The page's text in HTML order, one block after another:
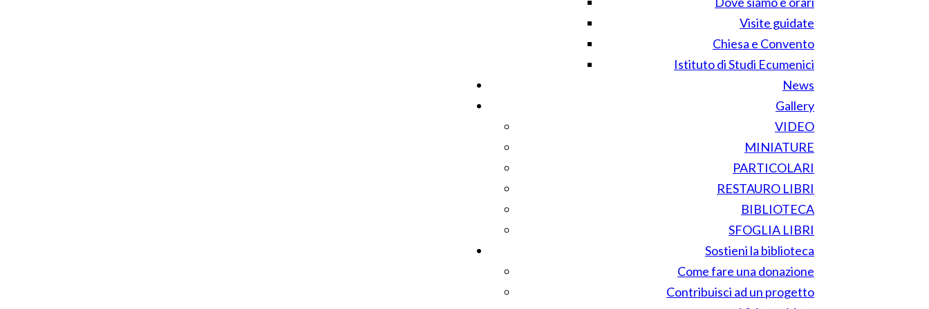
Visite guidate
Chiesa e Convento
Istituto di Studi Ecumenici
News
Gallery
VIDEO
MINIATURE
PARTICOLARI
RESTAURO LIBRI
BIBLIOTECA
SFOGLIA LIBRI
Sostieni la biblioteca
Come fare una donazione
Contribuisci ad un progetto